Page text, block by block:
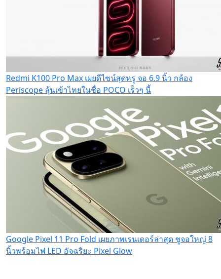
Redmi K100 Pro Max เผยดีไซน์สุดหรู จอ 6.9 นิ้ว กล้อง
Periscope ลุ้นเข้าไทยในชื่อ POCO เร็วๆ นี้
Google Pixel 11 Pro Fold เผยภาพเรนเดอร์ล่าสุด ชูจอใหญ่ 8
นิ้วพร้อมไฟ LED อัจฉริยะ Pixel Glow